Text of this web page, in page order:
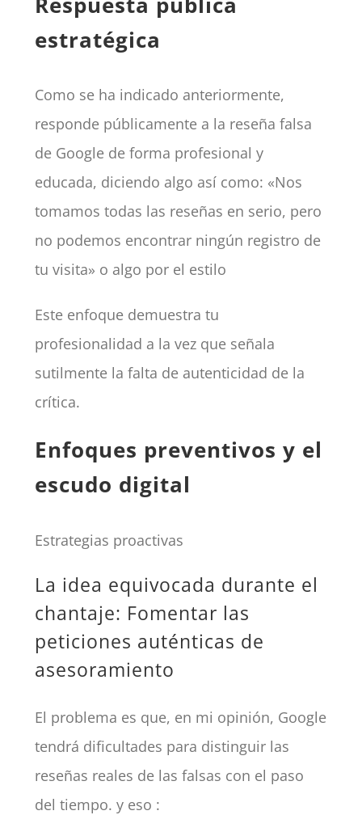
estratégica
Como se ha indicado anteriormente,
responde públicamente a la reseña falsa
de Google de forma profesional y
educada, diciendo algo así como: «Nos
tomamos todas las reseñas en serio, pero
no podemos encontrar ningún registro de
tu visita» o algo por el estilo
Este enfoque demuestra tu
profesionalidad a la vez que señala
sutilmente la falta de autenticidad de la
crítica.
Enfoques preventivos y el
escudo digital
Estrategias proactivas
La idea equivocada durante el
chantaje: Fomentar las
peticiones auténticas de
asesoramiento
El problema es que, en mi opinión, Google
tendrá dificultades para distinguir las
reseñas reales de las falsas con el paso
del tiempo. y eso :